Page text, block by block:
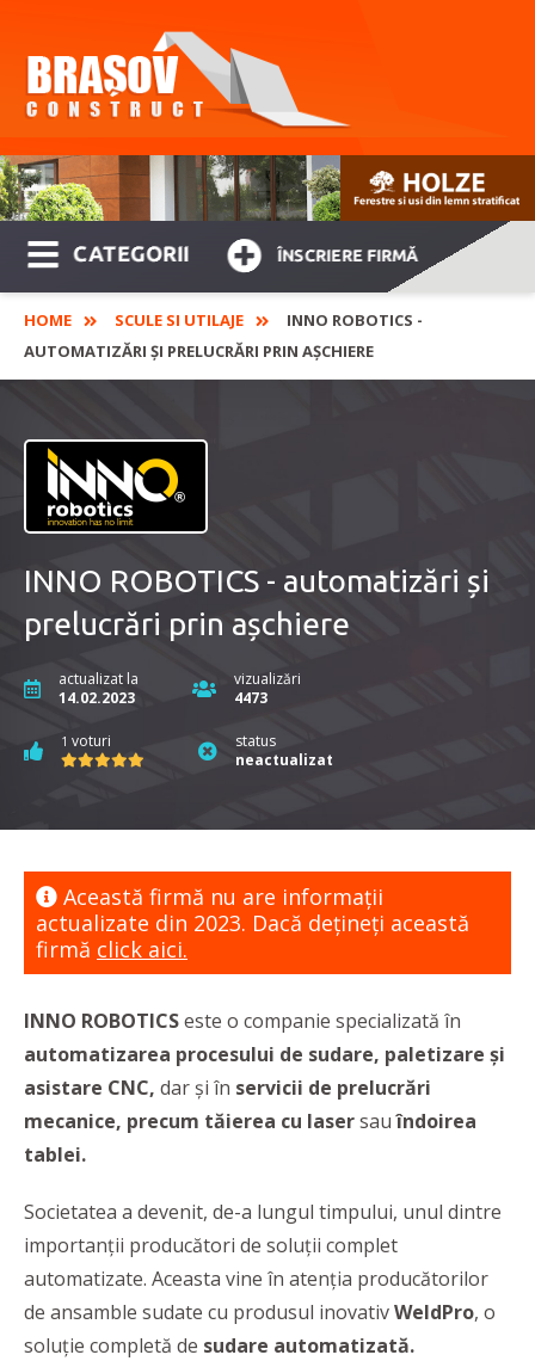
CATEGORII ÎNSCRIERE FIRMĂ
HOME SCULE SI UTILAJE
INNO ROBOTICS -
AUTOMATIZĂRI ȘI PRELUCRĂRI PRIN AȘCHIERE
INNO ROBOTICS - automatizări și
prelucrări prin așchiere
actualizat la
14.02.2023
vizualizări
4473
1 voturi
status
neactualizat
Această firmă nu are informaţii
actualizate din 2023. Dacă dețineți această
firmă click aici.
INNO ROBOTICSeste o companie specializată în
automatizarea procesului de sudare, paletizare și
asistare CNC, dar și în servicii de prelucrări
mecanice, precum tăierea cu lasersauîndoirea
tablei.
Societatea a devenit, de-a lungul timpului, unul dintre
importanții producători de soluții complet
automatizate. Aceasta vine în atenția producătorilor
de ansamble sudate cu produsul inovativWeldPro, o
soluție completă de sudare automatizată.